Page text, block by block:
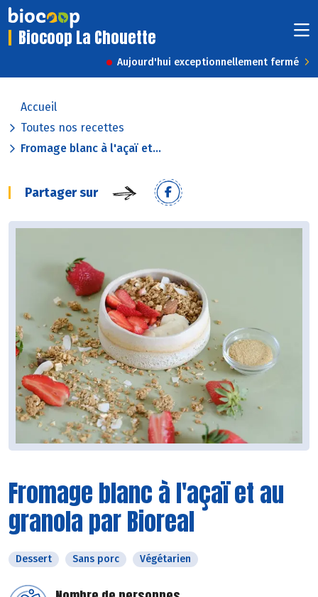
Biocoop La Chouette
Aujourd'hui exceptionnellement fermé
Accueil
Toutes nos recettes
Fromage blanc à l'açaï et...
Partager sur
Fromage blanc à l'açaï et au
granola par Bioreal
Dessert Sans porc Végétarien